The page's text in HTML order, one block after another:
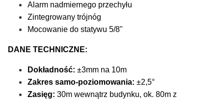
Alarm nadmiernego przechyłu
Zintegrowany trójnóg
Mocowanie do statywu 5/8"
DANE TECHNICZNE:
Dokładność: ±3mm na 10m
Zakres samo-poziomowania: ±2,5°
Zasięg: 30m wewnątrz budynku, ok. 80m z